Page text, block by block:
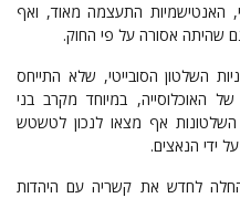
האנטישמיות התעצמה מאוד, ואף
שהיתה אסורה על פי החוק.
השלטון הסובייטי, שלא התייחס
האוכלוסייה, במיוחד מקרב בני
השלטונות אף מצאו לנכון לטשטש
ידי הנאצים.
החלה לחדש את קשריה עם היהדות